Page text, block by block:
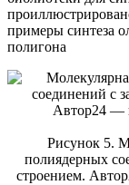
примеры синтеза
полигона
Рисунок 5.
полиядерных
строением.